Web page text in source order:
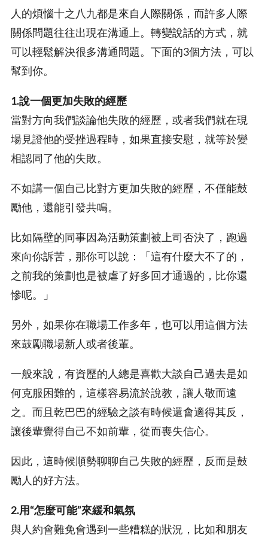
人的煩惱十之八九都是來自人際關係，而許多人際
關係問題往往出現在溝通上。轉變說話的方式，就
可以輕鬆解決很多溝通問題。下面的3個方法，可以
幫到你。
1.說一個更加失敗的經歷
當對方向我們談論他失敗的經歷，或者我們就在現
場見證他的受挫過程時，如果直接安慰，就等於變
相認同了他的失敗。
不如講一個自己比對方更加失敗的經歷，不僅能鼓
勵他，還能引發共鳴。
比如隔壁的同事因為活動策劃被上司否決了，跑過
來向你訴苦，那你可以說：「這有什麼大不了的，
之前我的策劃也是被虐了好多回才通過的，比你還
慘呢。」
另外，如果你在職場工作多年，也可以用這個方法
來鼓勵職場新人或者後輩。
一般來說，有資歷的人總是喜歡大談自己過去是如
何克服困難的，這樣容易流於說教，讓人敬而遠
之。而且乾巴巴的經驗之談有時候還會適得其反，
讓後輩覺得自己不如前輩，從而喪失信心。
因此，這時候順勢聊聊自己失敗的經歷，反而是鼓
勵人的好方法。
2.用“怎麼可能”來緩和氣氛
與人約會難免會遇到一些糟糕的狀況，比如和朋友